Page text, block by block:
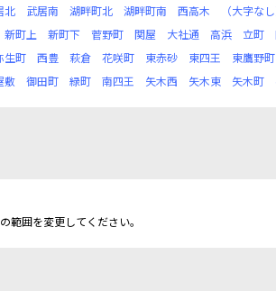
北 武居南 湖畔町北 湖畔町南 西高木 （大字なし
新町上 新町下 菅野町 関屋 大社通 高浜 立町
生町 西豊 萩倉 花咲町 東赤砂 東四王 東鷹野町
敷 御田町 緑町 南四王 矢木西 矢木東 矢木町
囲を変更してください。